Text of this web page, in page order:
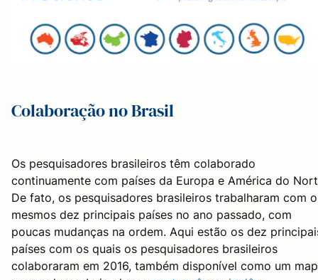
Colaboração no Brasil
Os pesquisadores brasileiros têm colaborado
continuamente com países da Europa e América do
De fato, os pesquisadores brasileiros trabalharam com
mesmos dez principais países no ano passado, com
poucas mudanças na ordem. Aqui estão os dez
países com os quais os pesquisadores brasileiros
colaboraram em 2016, também disponível como um